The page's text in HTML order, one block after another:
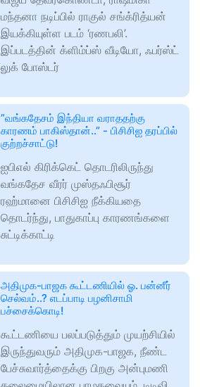
மந்தனா நடிப்பில் ராகுல் சங்க்ரித்யன்
இயக்கியுள்ள படம் ‘ரணபலி’.
இப்படத்தின் க்ளிம்ப்ஸ் வீடியோ, ஃபர்ஸ்ட்
லுக் போஸ்டர்
”வங்கதேசம் இந்தியா வராததற்கு
காரணம் பாகிஸ்தான்..” - பிசிசிஐ தரப்பில்
குற்றச்சாட்டு!
ஐபிஎல் கிரிக்கெட் தொடரிலிருந்து
வங்கதேச வீரர் முஸ்தஃபிசூர்
ரஹ்மானை பிசிசிஐ நீக்கியதை
தொடர்ந்து, பாதுகாப்பு காரணங்களை
சுட்டிக்காட்டி
அதிமுக-பாஜக கூட்டணியில் ஓ. பன்னீர்
செல்வம்..? எடப்பாடி பழனிசாமி
பச்சைக்கொடி!
கூட்டணியை பலப்படுத்தும் முயற்சியில்
இருந்துவரும் அதிமுக-பாஜக, நீண்ட
பேச்சுவார்த்தைக்கு பிறகு அன்புமணி